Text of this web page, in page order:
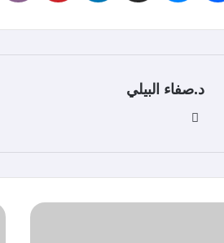
د.صفاء البيلي
الوي
ب